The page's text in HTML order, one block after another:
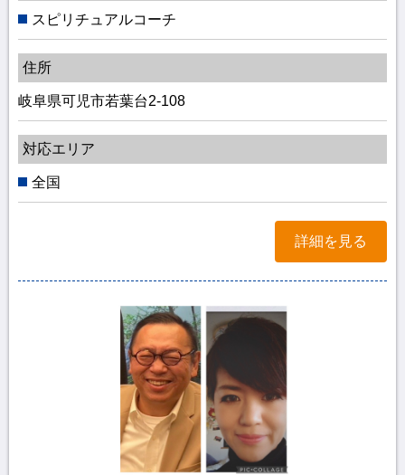
スピリチュアルコーチ
住所
岐阜県可児市若葉台2-108
対応エリア
全国
詳細を見る